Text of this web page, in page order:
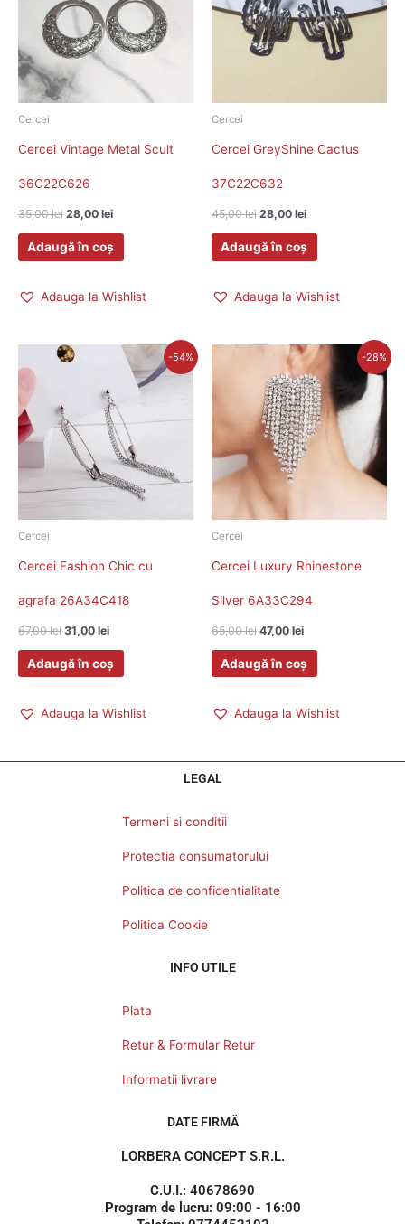
Cercei
Cercei Vintage Metal Scult
36C22C626
35,00lei 28,00 lei
Adaugă în coș
Adauga la Wishlist
Cercei
Cercei GreyShine Cactus
37C22C632
45,00lei 28,00 lei
Adaugă în coș
Adauga la Wishlist
-54%
Cercei
Cercei Fashion Chic cu
agrafa 26A34C418
67,00lei
Prețul
inițial
67,00 lei.
31,00 lei
Prețul
curent
este:
31,00 lei.
Adaugă în coș
Adauga la Wishlist
-28%
Cercei
Cercei Luxury Rhinestone
Silver 6A33C294
65,00lei
Prețul
inițial
fost:
65,00 lei.
47,00 lei
Prețul
curent
este:
47,00 lei.
Adaugă în coș
Adauga la Wishlist
LEGAL
Termeni si conditii
Protectia consumatorului
Politica de confidentialitate
Politica Cookie
INFO UTILE
Plata
Retur & Formular Retur
Informatii livrare
DATE FIRMĂ
LORBERA CONCEPT S.R.L.
C.U.I.: 40678690
Program de lucru: 09:00 - 16:00